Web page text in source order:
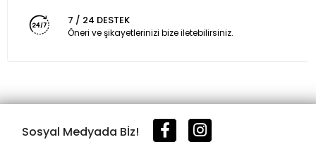
7 / 24 DESTEK
Öneri ve şikayetlerinizi bize iletebilirsiniz.
Sosyal Medyada Bİz!